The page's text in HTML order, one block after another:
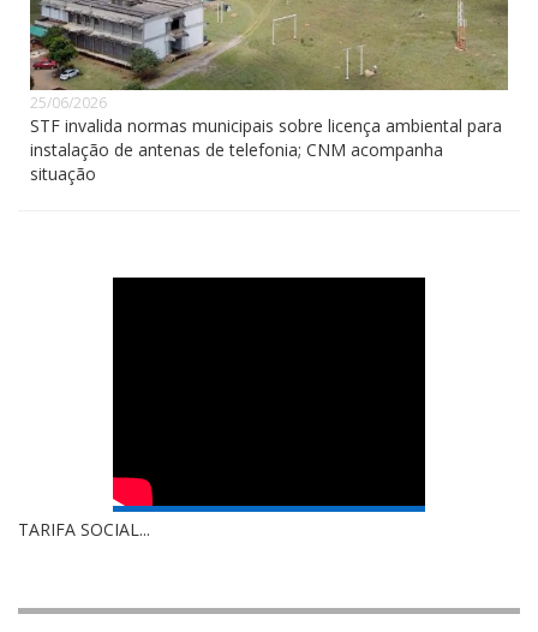
25/06/2026
STF invalida normas municipais sobre licença ambiental para
instalação de antenas de telefonia; CNM acompanha
situação
TARIFA SOCIAL...